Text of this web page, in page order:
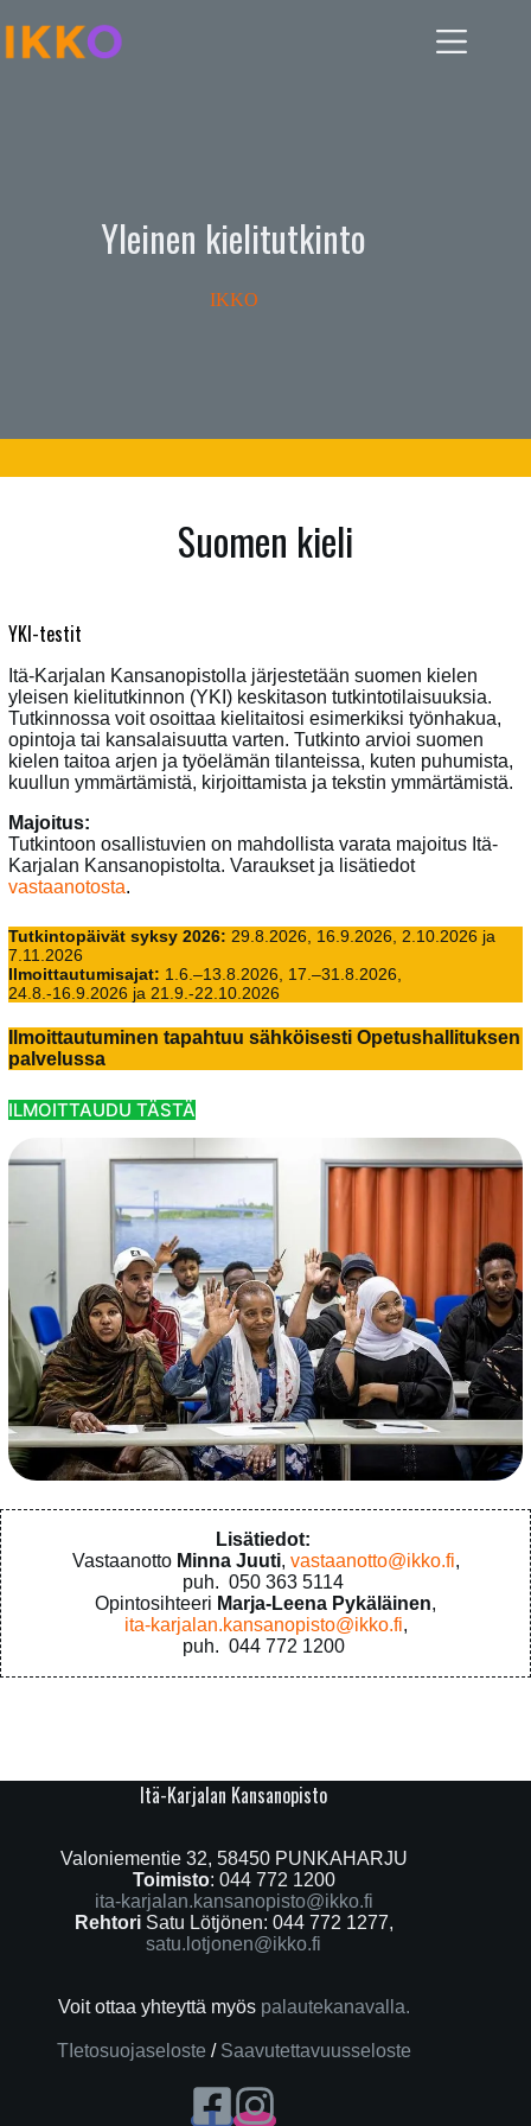
to
content
Yleinen kielitutkinto
IKKO
Suomen kieli
YKI-testit
Itä-Karjalan Kansanopistolla järjestetään suomen kielen
yleisen kielitutkinnon (YKI) keskitason tutkintotilaisuuksia.
Tutkinnossa voit osoittaa kielitaitosi esimerkiksi työnhakua,
opintoja tai kansalaisuutta varten. Tutkinto arvioi suomen
kielen taitoa arjen ja työelämän tilanteissa, kuten puhumista,
kuullun ymmärtämistä, kirjoittamista ja tekstin ymmärtämistä.
Majoitus:
Tutkintoon osallistuvien on mahdollista varata majoitus Itä-
Karjalan Kansanopistolta. Varaukset ja lisätiedot
vastaanotosta.
Tutkintopäivät syksy 2026: 29.8.2026, 16.9.2026, 2.10.2026 ja
7.11.2026
Ilmoittautumisajat: 1.6.–13.8.2026, 17.–31.8.2026,
24.8.-16.9.2026 ja 21.9.-22.10.2026
Ilmoittautuminen tapahtuu sähköisesti Opetushallituksen
palvelussa
ILMOITTAUDU TÄSTÄ
Lisätiedot:
Vastaanotto Minna Juuti, vastaanotto@ikko.fi,
puh. 050 363 5114
Opintosihteeri Marja-Leena Pykäläinen,
ita-karjalan.kansanopisto@ikko.fi,
puh. 044 772 1200
Itä-Karjalan Kansanopisto
Valoniementie 32, 58450 PUNKAHARJU
Toimisto: 044 772 1200
ita-karjalan.kansanopisto@ikko.fi
Rehtori Satu Lötjönen: 044 772 1277,
satu.lotjonen@ikko.fi
Voit ottaa yhteyttä myös palautekanavalla.
TIetosuojaseloste / Saavutettavuusseloste